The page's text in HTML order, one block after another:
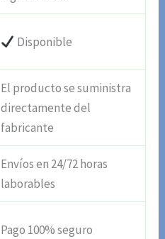
Disponible
El producto se suministra
directamente del
fabricante
Envíos en 24/72 horas
laborables
Pago 100% seguro